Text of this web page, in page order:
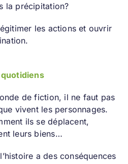
la précipitation?
les actions et ouvrir
de fiction, il ne faut pas
vivent les personnages.
ils se déplacent,
leurs biens…
a des conséquences